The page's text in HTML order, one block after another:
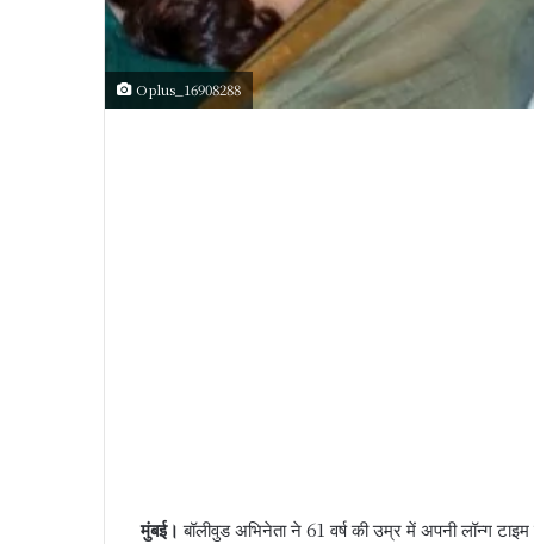
Oplus_16908288
मुंबई। बॉलीवुड अभिनेता ने 61 वर्ष की उम्र में अपनी लॉन्ग